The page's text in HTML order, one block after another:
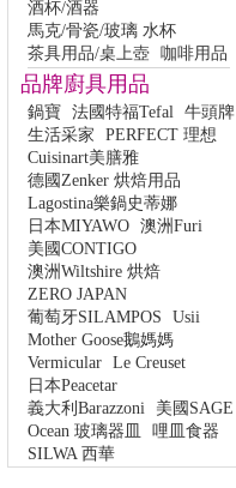
酒杯/酒器
馬克/骨瓷/玻璃 水杯
茶具用品/桌上壺 咖啡用品
品牌廚具用品
鍋寶 法國特福Tefal 牛頭牌
生活采家
PERFECT 理想
Cuisinart美膳雅
德國Zenker 烘焙用品
Lagostina樂鍋史蒂娜
日本MIYAWO 澳洲Furi
美國CONTIGO
澳洲Wiltshire 烘焙
ZERO JAPAN
葡萄牙SILAMPOS
Usii
Mother Goose鵝媽媽
Vermicular Le Creuset
日本Peacetar
義大利Barazzoni
美國SAGE
Ocean 玻璃器皿
哩皿食器
SILWA 西華